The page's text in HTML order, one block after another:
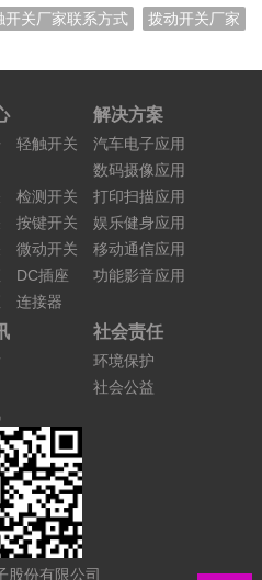
开关厂家联系方式 拨动开关厂家
轻触开关
检测开关
按键开关
微动开关
DC插座
连接器
解决方案
汽车电子应用
数码摄像应用
打印扫描应用
娱乐健身应用
移动通信应用
功能影音应用
社会责任
环境保护
社会公益
股份有限公司